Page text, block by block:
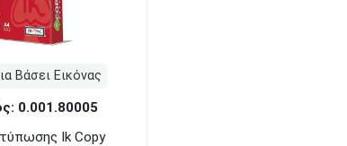
Βάσει Εικόνας
0.001.80005
Ik Copy